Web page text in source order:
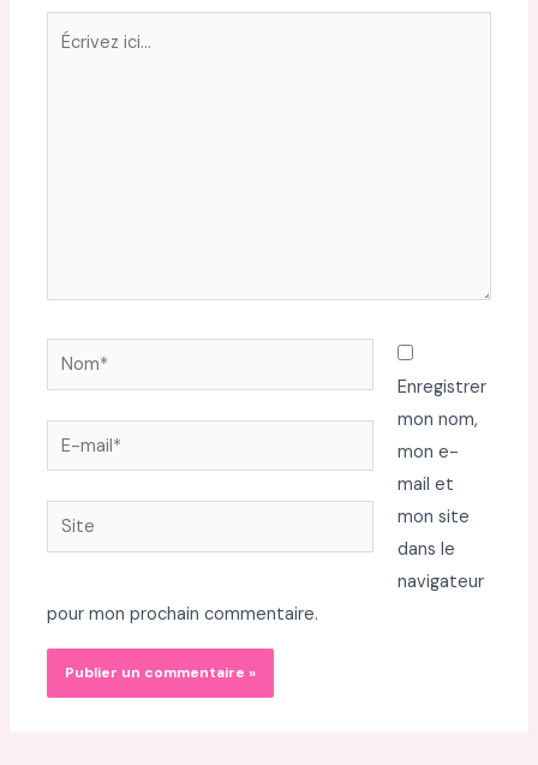
Écrivez
Nom*
E-
mail*
Site
Enregistrer
mon nom,
mon e-
mail et
mon site
dans le
navigateur
pour mon prochain commentaire.